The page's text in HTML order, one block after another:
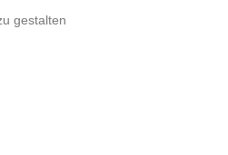
gestalten